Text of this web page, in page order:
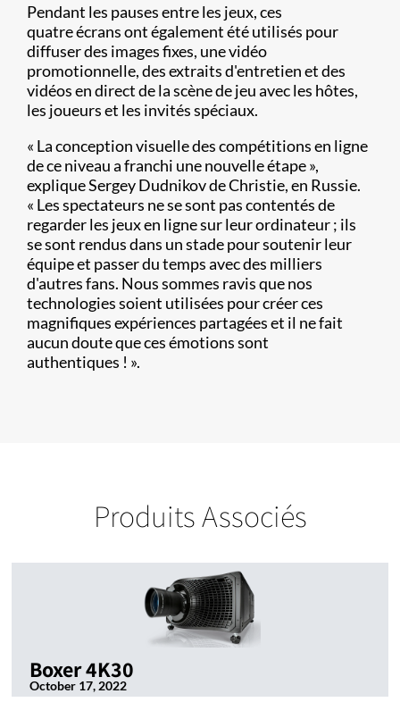
Pendant les pauses entre les jeux, ces
quatre écrans ont également été utilisés pour
diffuser des images fixes, une vidéo
promotionnelle, des extraits d'entretien et des
vidéos en direct de la scène de jeu avec les hôtes,
les joueurs et les invités spéciaux.
« La conception visuelle des compétitions en ligne
de ce niveau a franchi une nouvelle étape »,
explique Sergey Dudnikov de Christie, en Russie.
« Les spectateurs ne se sont pas contentés de
regarder les jeux en ligne sur leur ordinateur ; ils
se sont rendus dans un stade pour soutenir leur
équipe et passer du temps avec des milliers
d'autres fans. Nous sommes ravis que nos
technologies soient utilisées pour créer ces
magnifiques expériences partagées et il ne fait
aucun doute que ces émotions sont
authentiques ! ».
Produits Associés
Boxer 4K30
October 17, 2022